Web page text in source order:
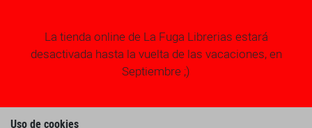
La tienda online de La Fuga Librerias estará
desactivada hasta la vuelta de las vacaciones, en
Septiembre ;)
Uso de cookies